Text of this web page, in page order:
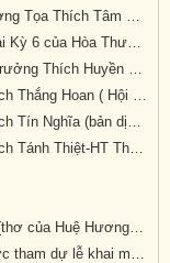
Lời Chào Mừng Đại Hội kỳ 6 của Thượng Tọa Thích Tâm Phương
Diễn Văn Khai Mạc Đại Hội Khoáng Đại Kỳ 6 của Hòa Thượng Hội Chủ Thích Bảo Lạc (bản dịch tiếng Anh: GS Trần Như Mai, pd: Nguyên Nhật)
Đạo Từ của Hòa Thượng Tăng Giáo Trưởng Thích Huyền Tôn
Thư Chúc Mừng của Hòa Thượng Thích Thắng Hoan ( Hội Đồng Giáo Phẩm Giáo Hội Hoa Kỳ) (bản dịch tiếng Anh: GS Trần Như Mai, pd: Nguyên Nhật)
Thư Chúc Mừng của Hòa Thượng Thích Tín Nghĩa (bản dịch tiếng Anh: GS Trần Như Mai, pd: Nguyên Nhật)
Thư Chúc Mừng của Hòa Thượng Thích Tánh Thiệt-HT Thích Như Điển (Giáo Hội Âu Châu) (bản dịch tiếng Anh: GS Trần Như Mai, pd: Nguyên Nhật)
Nét tao nhã chiếc áo dài truyền thống (thơ của Huệ Hương--- Xin ngợi khen và thân tặng quý nữ Phật tử mặc áo dài truyền thống Việt Nam về dự Đại Hội Khoáng Đại kỳ 6 của Giáo Hội tại Tu Viện Quảng Đức)
Giá trị tâm linh người Phật Tử khi được tham dự lễ khai mạc của Đại Hội Khoáng Đại Kỳ 6 của Giáo Hội Phật Giáo Việt Nam Thống Nhất Hải Ngoại tại Úc Đại Lợi-Tân Tây Lan